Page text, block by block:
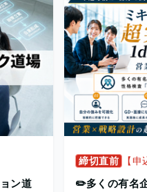
ン道
締切直前 【
✏️多くの有名